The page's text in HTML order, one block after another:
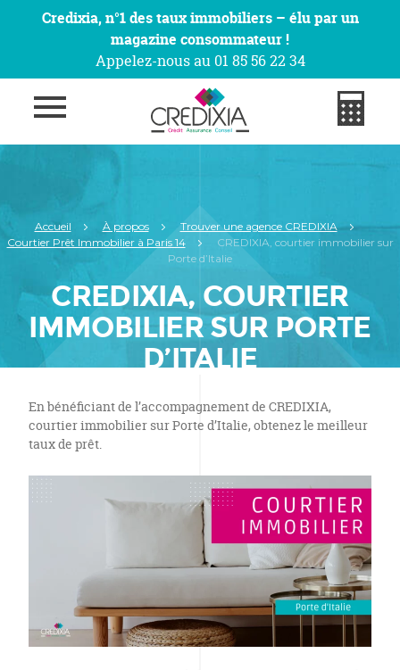
Credixia, n°1 des taux immobiliers – élu par un
magazine consommateur !
Appelez-nous au 01 85 56 22 34
Accueil À propos
Trouver une agence CREDIXIA
Courtier Prêt Immobilier à Paris 14
CREDIXIA, courtier immobilier sur
Porte d’Italie
CREDIXIA, COURTIER
IMMOBILIER SUR PORTE
D’ITALIE
En bénéficiant de l’accompagnement de CREDIXIA,
courtier immobilier sur Porte d’Italie, obtenez le meilleur
taux de prêt.